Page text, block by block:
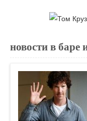
новости в баре